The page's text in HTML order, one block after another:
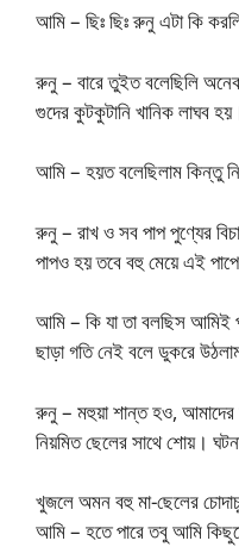
আমি – ছিঃ ছিঃ রুনু এটা কি
রুনু – বারে তুইত বলেছিলি
গুদের কুটকুটানি খানিক লাঘব
আমি – হয়ত বলেছিলাম কিন্তু
রুনু – রাখ ও সব পাপ পুণ্যের
পাপও হয় তবে বহু মেয়ে এই
আমি – কি যা তা বলছিস
ছাড়া গতি নেই বলে ডুকরে
রুনু – মহুয়া শান্ত হও,
নিয়মিত ছেলের সাথে শোয়।
খুজলে অমন বহু মা-ছেলের
আমি – হতে পারে তবু আমি